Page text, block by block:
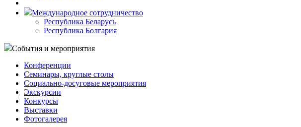
Международное сотрудничество
Республика Беларусь
Республика Болгария
События и мероприятия
Конференции
Семинары, круглые столы
Социально-досуговые мероприятия
Экскурсии
Конкурсы
Выставки
Фотогалерея